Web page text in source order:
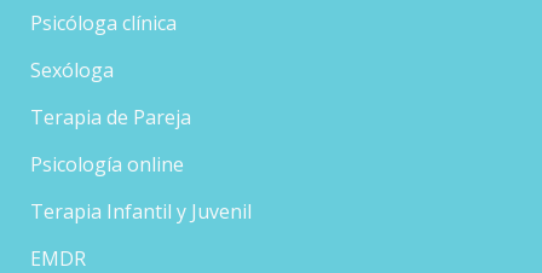
Psicóloga clínica
Sexóloga
Terapia de Pareja
Psicología online
Terapia Infantil y Juvenil
EMDR